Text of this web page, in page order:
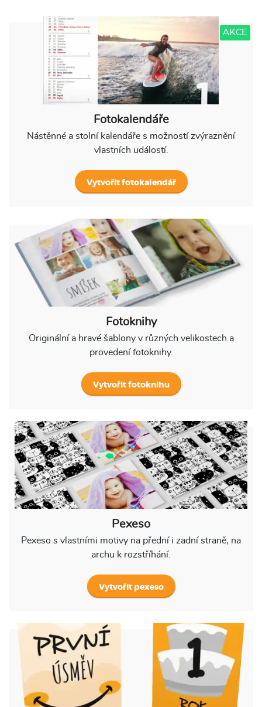
AKCE
Fotokalendáře
Nástěnné a stolní kalendáře s možností zvýraznění
vlastních událostí.
Vytvořit fotokalendář
Fotoknihy
Originální a hravé šablony v různých velikostech a
provedení fotoknihy.
Vytvořit fotoknihu
Pexeso
Pexeso s vlastními motivy na přední i zadní straně, na
archu k rozstříhání.
Vytvořit pexeso